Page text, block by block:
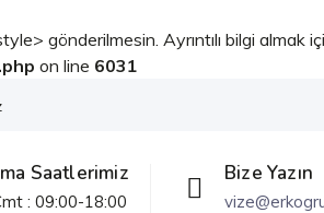
gönderilmesin. Ayrıntılı bilgi almak
on line 6031
Saatlerimiz
: 09:00-18:00
Bize Yazın